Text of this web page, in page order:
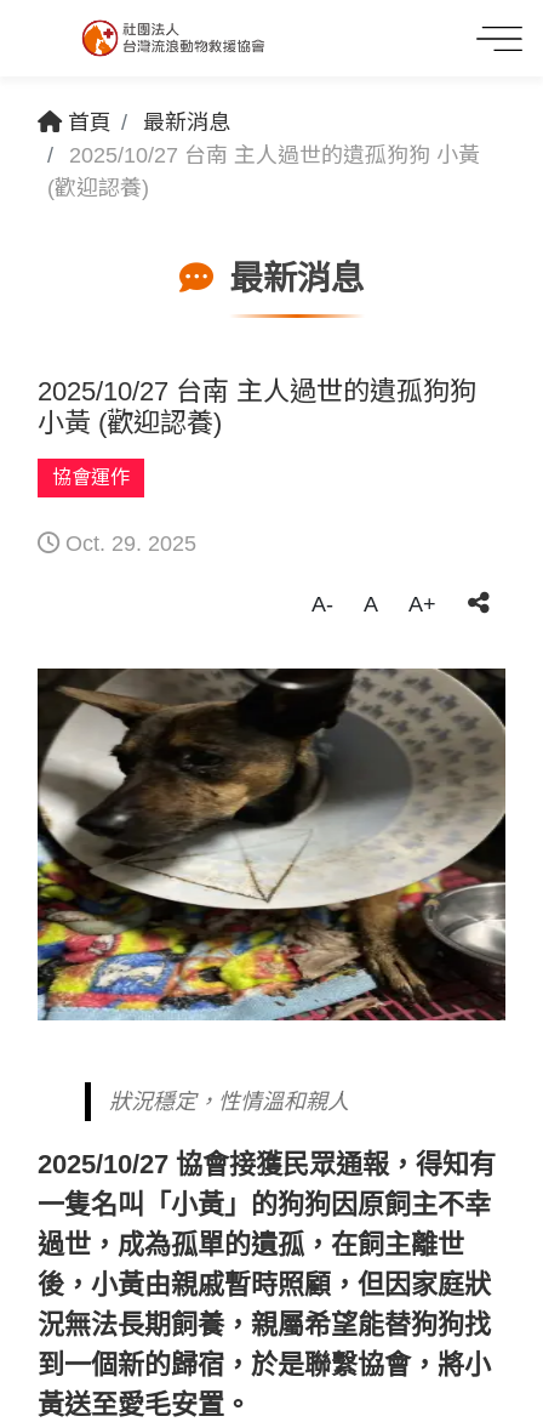
首頁
最新消息
2025/10/27 台南 主人過世的遺孤狗狗 小黃
(歡迎認養)
最新消息
2025/10/27 台南 主人過世的遺孤狗狗
小黃 (歡迎認養)
協會運作
Oct. 29. 2025
A- A A+
狀況穩定，性情溫和親人
2025/10/27 協會接獲民眾通報，得知有
一隻名叫「小黃」的狗狗因原飼主不幸
過世，成為孤單的遺孤，在飼主離世
後，小黃由親戚暫時照顧，但因家庭狀
況無法長期飼養，親屬希望能替狗狗找
到一個新的歸宿，於是聯繫協會，將小
黃送至愛毛安置。